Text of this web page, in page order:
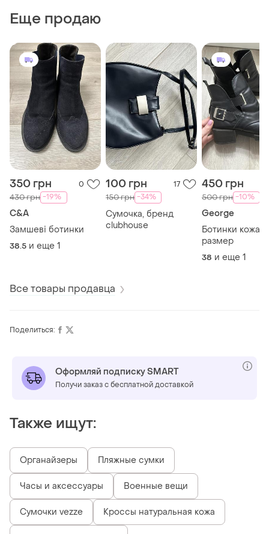
Еще продаю
350 грн 0
430 грн -19%
C&A
Замшеві ботинки
38.5 и еще 1
100 грн 17
150 грн -34%
Сумочка, бренд
clubhouse
450 грн
500 грн -10%
George
Ботинки
размер
38 и еще 1
Все товары продавца
Поделиться:
Оформляй подписку SMART
Получи заказ с бесплатной доставкой
Также ищут:
Органайзеры Пляжные сумки
Часы и аксессуары Военные вещи
Сумочки vezze Кроссы натуральная кожа